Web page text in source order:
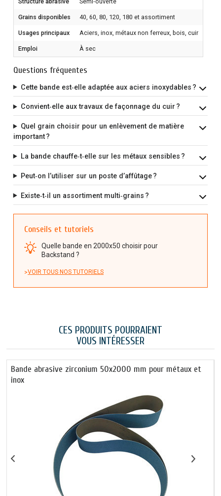
Grains disponibles 40, 60, 80, 120, 180 et assortiment
Usages principaux Aciers, inox, métaux non ferreux, bois, cuir
Emploi À sec
Questions fréquentes
Cette bande est‑elle adaptée aux aciers inoxydables ?
Convient‑elle aux travaux de façonnage du cuir ?
Quel grain choisir pour un enlèvement de matière
important ?
La bande chauffe‑t‑elle sur les métaux sensibles ?
Peut‑on l’utiliser sur un poste d’affûtage ?
Existe‑t‑il un assortiment multi‑grains ?
Conseils et tutoriels
Quelle bande en 2000x50 choisir pour
Backstand ?
VOIR TOUS NOS TUTORIELS
CES PRODUITS POURRAIENT
VOUS INTÉRESSER
Bande abrasive zirconium 50x2000 mm pour métaux et
inox